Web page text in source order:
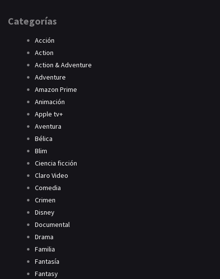
Categorías
Acción
Action
Action & Adventure
Adventure
Amazon Prime
Animación
Apple tv+
Aventura
Bélica
Blim
Ciencia ficción
Claro Video
Comedia
Crimen
Disney
Documental
Drama
Familia
Fantasía
Fantasy